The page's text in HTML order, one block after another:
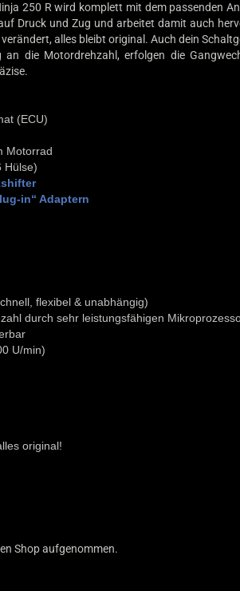
250 R wird komplett mit dem passenden
Druck und Zug und arbeitet damit auch
alles bleibt original. Auch dein
die Motordrehzahl, erfolgen die
(ECU)
Motorrad
Hülse)
in“ Adaptern
flexibel & unabhängig)
durch sehr leistungsfähigen
U/min)
original!
Shop aufgenommen.